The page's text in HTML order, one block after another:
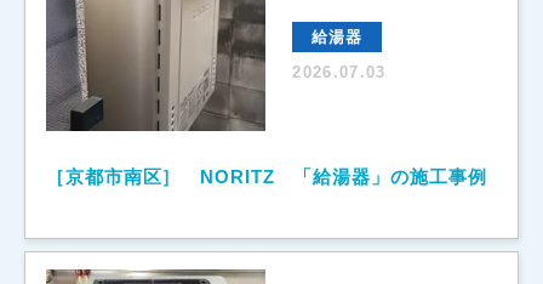
給湯器
2026.07.03
［京都市南区］ NORITZ 「給湯器」の施工事例